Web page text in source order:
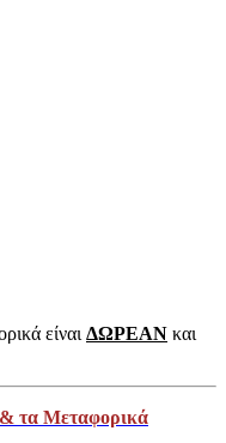
είναιΔΩΡΕΑΝ και
τα Μεταφορικά